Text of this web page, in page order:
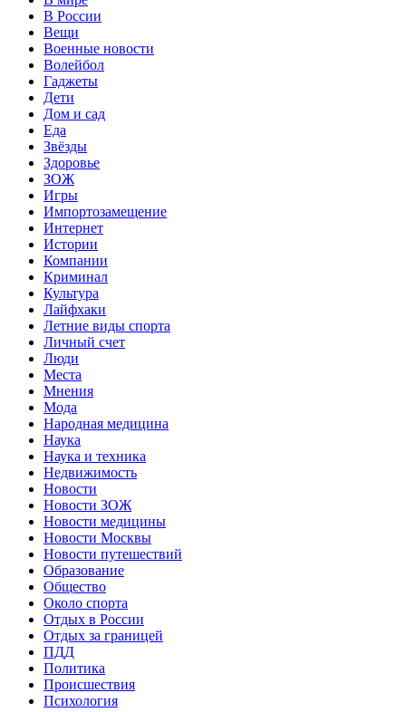
В России
Вещи
Военные новости
Волейбол
Гаджеты
Дети
Дом и сад
Еда
Звёзды
Здоровье
ЗОЖ
Игры
Импортозамещение
Интернет
Истории
Компании
Криминал
Культура
Лайфхаки
Летние виды спорта
Личный счет
Люди
Места
Мнения
Мода
Народная медицина
Наука
Наука и техника
Недвижимость
Новости
Новости ЗОЖ
Новости медицины
Новости Москвы
Новости путешествий
Образование
Общество
Около спорта
Отдых в России
Отдых за границей
ПДД
Политика
Происшествия
Психология